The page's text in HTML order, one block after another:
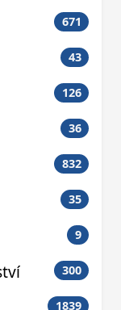
671
43
126
36
832
35
9
300
1839